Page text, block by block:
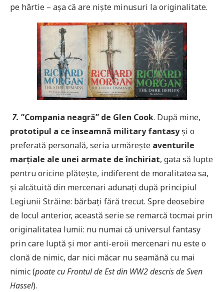
pe hârtie – așa că are niște minusuri la originalitate.
7. ”Compania neagră” de Glen Cook. După mine,
prototipul a ce înseamnă military fantasyși o
preferată personală, seria urmărește aventurile
marțiale ale unei armate de închiriat, gata să lupte
pentru oricine plătește, indiferent de moralitatea sa,
și alcătuită din mercenari adunați după principiul
Legiunii Străine: bărbați fără trecut. Spre deosebire
de locul anterior, această serie se remarcă tocmai prin
originalitatea lumii: nu numai că universul fantasy
prin care luptă și mor anti-eroii mercenari nu este o
clonă de nimic, dar nici măcar nu seamănă cu mai
nimic (poate cu Frontul de Est din WW2 descris de Sven
Hassel).